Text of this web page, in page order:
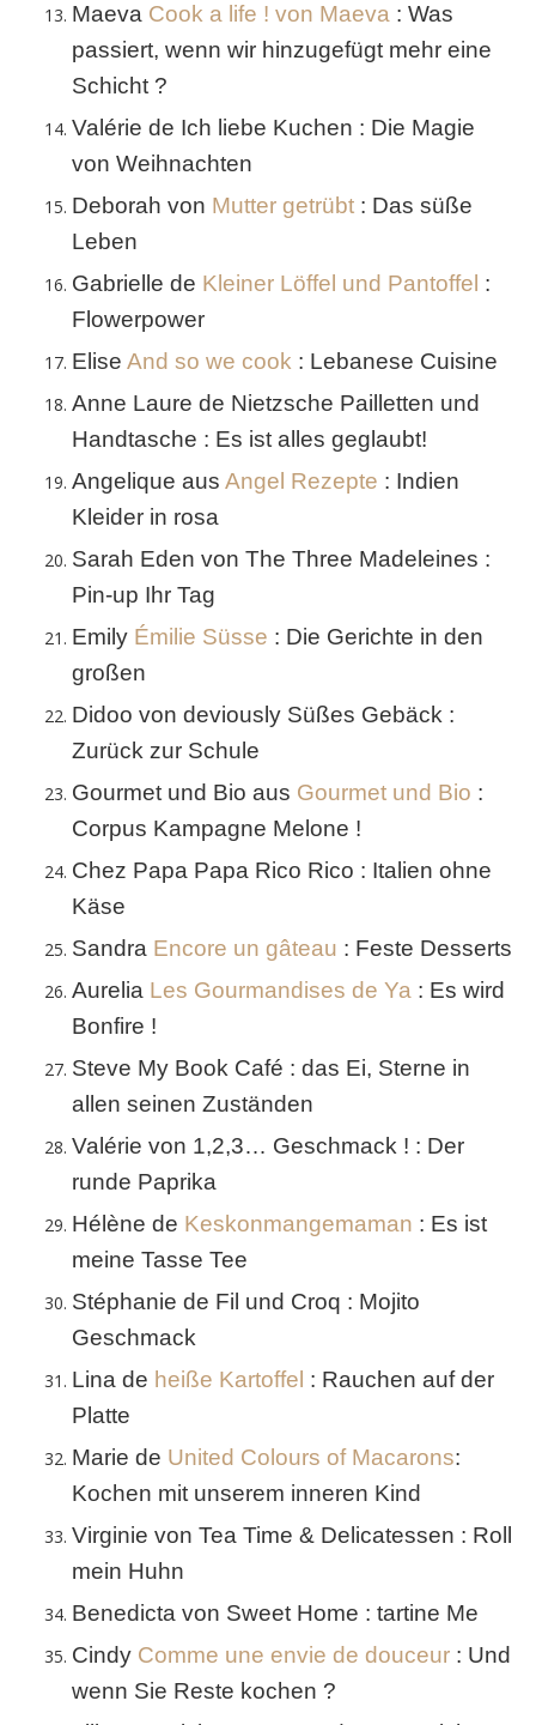
Maeva Cook a life ! von Maeva : Was
passiert, wenn wir hinzugefügt mehr eine
Schicht ?
Valérie de Ich liebe Kuchen : Die Magie
von Weihnachten
Deborah von Mutter getrübt : Das süße
Leben
Gabrielle de Kleiner Löffel und Pantoffel :
Flowerpower
Elise And so we cook : Lebanese Cuisine
Anne Laure de Nietzsche Pailletten und
Handtasche : Es ist alles geglaubt!
Angelique aus Angel Rezepte : Indien
Kleider in rosa
Sarah Eden von The Three Madeleines :
Pin-up Ihr ​​Tag
Emily Émilie Süsse : Die Gerichte in den
großen
Didoo von deviously Süßes Gebäck :
Zurück zur Schule
Gourmet und Bio aus Gourmet und Bio :
Corpus Kampagne Melone !
Chez Papa Papa Rico Rico : Italien ohne
Käse
Sandra Encore un gâteau : Feste Desserts
Aurelia Les Gourmandises de Ya : Es wird
Bonfire !
Steve My Book Café : das Ei, Sterne in
allen seinen Zuständen
Valérie von 1,2,3… Geschmack ! : Der
runde Paprika
Hélène de Keskonmangemaman : Es ist
meine Tasse Tee
Stéphanie de Fil und Croq : Mojito
Geschmack
Lina de heiße Kartoffel : Rauchen auf der
Platte
Marie de United Colours of Macarons:
Kochen mit unserem inneren Kind
Virginie von Tea Time & Delicatessen : Roll
mein Huhn
Benedicta von Sweet Home : tartine Me
Cindy Comme une envie de douceur : Und
wenn Sie Reste kochen ?